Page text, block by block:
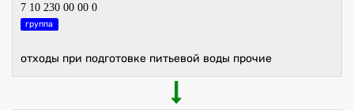
7 10 230 00 00 0
группа
отходы при подготовке питьевой воды прочие